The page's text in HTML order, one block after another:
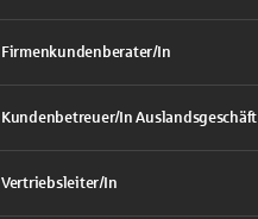
Firmenkundenberater/In
Kundenbetreuer/In Auslandsgeschäft
Vertriebsleiter/In